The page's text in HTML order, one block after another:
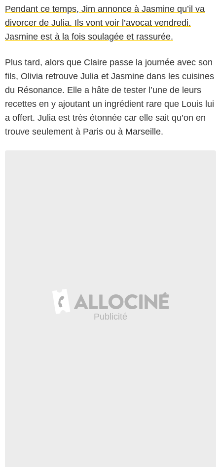
Pendant ce temps, Jim annonce à Jasmine qu’il va
divorcer de Julia. Ils vont voir l’avocat vendredi.
Jasmine est à la fois soulagée et rassurée.
Plus tard, alors que Claire passe la journée avec son
fils, Olivia retrouve Julia et Jasmine dans les cuisines
du Résonance. Elle a hâte de tester l’une de leurs
recettes en y ajoutant un ingrédient rare que Louis lui
a offert. Julia est très étonnée car elle sait qu’on en
trouve seulement à Paris ou à Marseille.